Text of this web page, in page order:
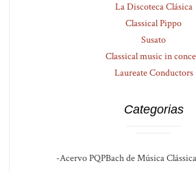
La Discoteca Clásica
Classical Pippo
Susato
Classical music in
Laureate Conductors
Categorias
-Acervo PQPBach de Música